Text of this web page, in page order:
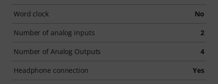
Word clock No
Number of analog inputs 2
Number of Analog Outputs 4
Headphone connection Yes